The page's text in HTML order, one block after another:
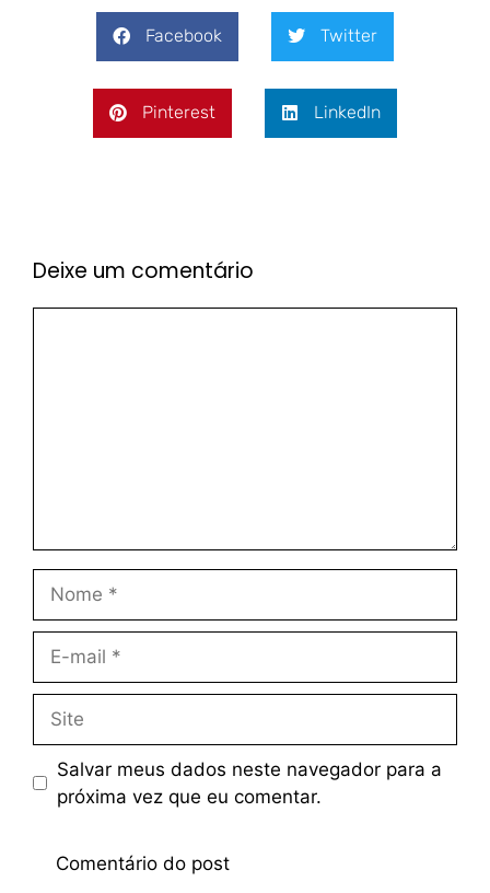
Facebook Twitter
Pinterest LinkedIn
Deixe um comentário
Salvar meus dados neste navegador para a
próxima vez que eu comentar.